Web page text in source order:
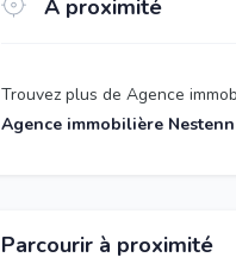
À proximité
Trouvez plus de Agence
Agence immobilière
Parcourir à proximité